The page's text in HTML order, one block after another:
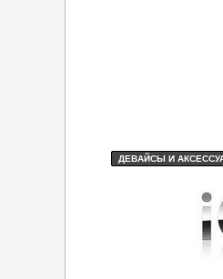
ДЕВАЙСЫ И